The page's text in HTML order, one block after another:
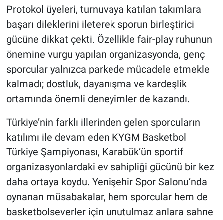
Protokol üyeleri, turnuvaya katılan takımlara
başarı dileklerini ileterek sporun birleştirici
gücüne dikkat çekti. Özellikle fair-play ruhunun
önemine vurgu yapılan organizasyonda, genç
sporcular yalnızca parkede mücadele etmekle
kalmadı; dostluk, dayanışma ve kardeşlik
ortamında önemli deneyimler de kazandı.
Türkiye’nin farklı illerinden gelen sporcuların
katılımı ile devam eden KYGM Basketbol
Türkiye Şampiyonası, Karabük’ün sportif
organizasyonlardaki ev sahipliği gücünü bir kez
daha ortaya koydu. Yenişehir Spor Salonu’nda
oynanan müsabakalar, hem sporcular hem de
basketbolseverler için unutulmaz anlara sahne